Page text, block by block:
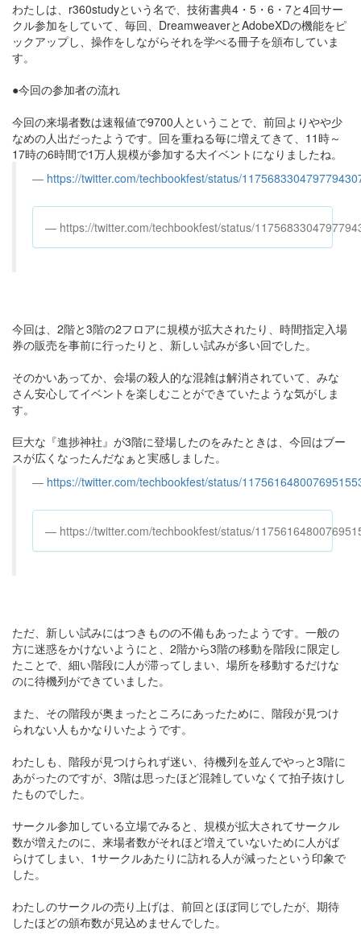
わたしは、r360studyという名で、技術書典4・5・6・7と4回サー
クル参加をしていて、毎回、DreamweaverとAdobeXDの機能をピ
ックアップし、操作をしながらそれを学べる冊子を頒布していま
す。
●今回の参加者の流れ
今回の来場者数は速報値で9700人ということで、前回よりやや少
なめの人出だったようです。回を重ねる毎に増えてきて、11時～
17時の6時間で1万人規模が参加する大イベントになりましたね。
https://twitter.com/techbookfest/status/
https://twitter.com/techbookfest/status/
今回は、2階と3階の2フロアに規模が拡大されたり、時間指定入場
券の販売を事前に行ったりと、新しい試みが多い回でした。
そのかいあってか、会場の殺人的な混雑は解消されていて、みな
さん安心してイベントを楽しむことができていたような気がしま
す。
巨大な『進捗神社』が3階に登場したのをみたときは、今回はブー
スが広くなったんだなぁと実感しました。
https://twitter.com/techbookfest/status/
https://twitter.com/techbookfest/status/
ただ、新しい試みにはつきものの不備もあったようです。一般の
方に迷惑をかけないようにと、2階から3階の移動を階段に限定し
たことで、細い階段に人が滞ってしまい、場所を移動するだけな
のに待機列ができていました。
また、その階段が奥まったところにあったために、階段が見つけ
られない人もかなりいたようです。
わたしも、階段が見つけられず迷い、待機列を並んでやっと3階に
あがったのですが、3階は思ったほど混雑していなくて拍子抜けし
たものでした。
サークル参加している立場でみると、規模が拡大されてサークル
数が増えたのに、来場者数がそれほど増えていないために人がば
らけてしまい、1サークルあたりに訪れる人が減ったという印象で
した。
わたしのサークルの売り上げは、前回とほぼ同じでしたが、期待
したほどの頒布数が見込めませんでした。